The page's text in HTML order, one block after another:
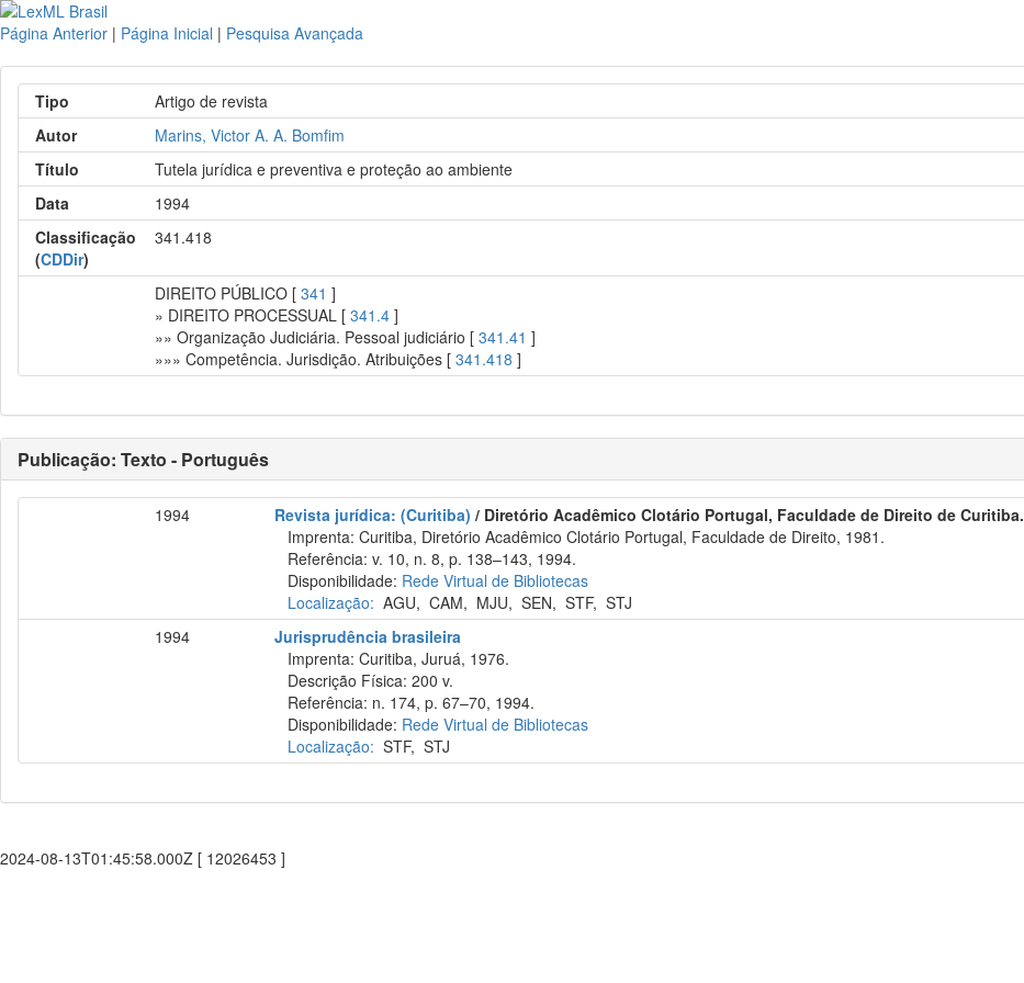
Página Anterior | Página Inicial | Pesquisa Avançada
Tipo
Artigo de revista
Autor
Marins, Victor A. A. Bomfim
Título
Tutela jurídica e preventiva e proteção ao ambiente
Data
1994
Classificação
(CDDir)
341.418
DIREITO PÚBLICO [341 ]
» DIREITO PROCESSUAL [341.4 ]
»» Organização Judiciária. Pessoal judiciário [341.41 ]
»»» Competência. Jurisdição. Atribuições [341.418 ]
Publicação: Texto - Português
1994 Revista jurídica: (Curitiba) / Diretório Acadêmico Clotário Portugal, Faculdade de Direito de Curitiba.
Imprenta: Curitiba, Diretório Acadêmico Clotário Portugal, Faculdade de Direito, 1981.
Referência: v. 10, n. 8, p. 138–143, 1994.
Disponibilidade: Rede Virtual de Bibliotecas
Localização: AGU,CAM, MJU,SEN,STF,STJ
1994
Jurisprudência brasileira
Imprenta: Curitiba, Juruá, 1976.
Descrição Física: 200 v.
Referência: n. 174, p. 67–70, 1994.
Disponibilidade: Rede Virtual de Bibliotecas
Localização: STF,STJ
2024-08-13T01:45:58.000Z [ 12026453 ]